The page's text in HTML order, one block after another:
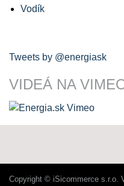
Vodík
Tweets by @energiask
VIDEÁ NA
Copyright © iSicommerce s.r.o.